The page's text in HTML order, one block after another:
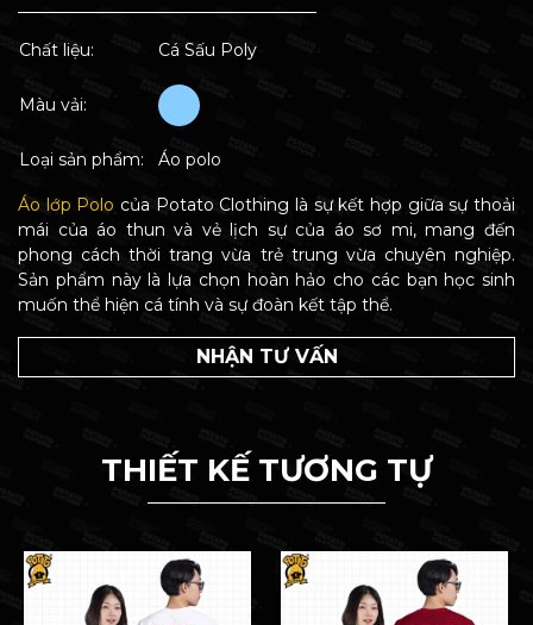
Chất liệu: Cá Sấu Poly
Màu vải:
Loại sản phẩm: Áo polo
Áo lớp Polo của Potato Clothing là sự kết hợp giữa sự thoải
mái của áo thun và vẻ lịch sự của áo sơ mi, mang đến
phong cách thời trang vừa trẻ trung vừa chuyên nghiệp.
Sản phẩm này là lựa chọn hoàn hảo cho các bạn học sinh
muốn thể hiện cá tính và sự đoàn kết tập thể.
NHẬN TƯ VẤN
THIẾT KẾ TƯƠNG TỰ